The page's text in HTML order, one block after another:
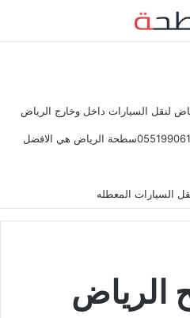
لنقل السيارات داخل وخارج الرياض
سطحة الرياض 0551990615سطحة الرياض هي الافضل
السيارات المعطله
الرياض